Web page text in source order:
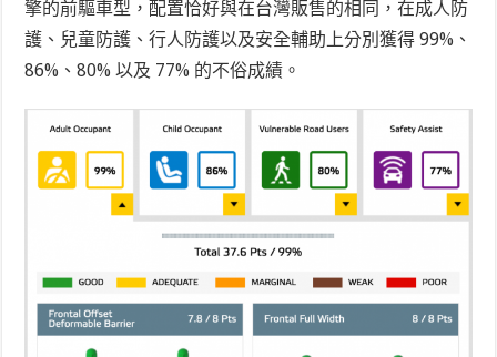
擎的前驅車型，配置恰好與在台灣販售的相同，在成人防
護、兒童防護、行人防護以及安全輔助上分別獲得 99%、
86%、80% 以及 77% 的不俗成績。